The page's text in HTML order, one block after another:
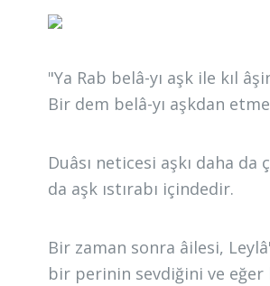
"Ya Rab belâ-yı aşk ile kıl
Bir dem belâ-yı aşkdan
Duâsı neticesi aşkı daha
da aşk ıstırabı içindedir.
Bir zaman sonra âilesi,
bir perinin sevdiğini ve eğer